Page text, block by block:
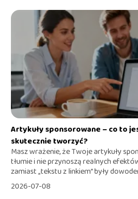
Artykuły sponsorowane – co to
skutecznie tworzyć?
Masz wrażenie, że Twoje artykuły
tłumie i nie przynoszą realnych
zamiast „tekstu z linkiem” były
2026-07-08